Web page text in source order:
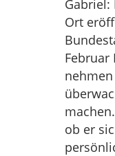
Gabriel:
Ort
Februar
ob er